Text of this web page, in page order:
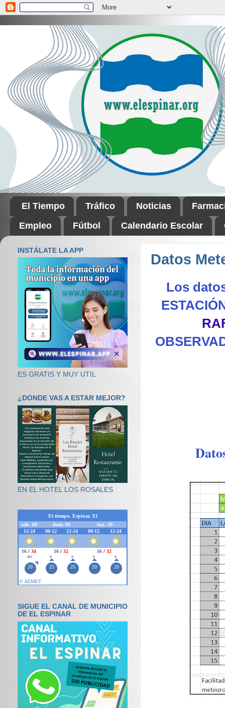
El Tiempo Tráfico Noticias
Empleo
Fútbol Calendario Escolar
Datos
Los
INSTÁLATE LA APP
ES GRATIS Y MUY UTIL
¿DONDE VAS A ESTAR MEJOR?
EN EL HOTEL LOS ROSALES
SIGUE EL CANAL DE MUNICIPIO
DE EL ESPINAR